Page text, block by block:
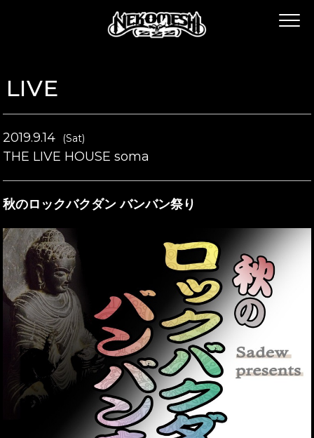
LIVE
2019.9.14 (Sat)
THE LIVE HOUSE soma
秋のロックバクダン バンバン祭り